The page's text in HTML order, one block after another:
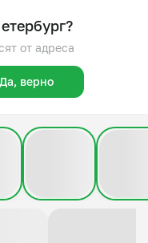
от адреса
Да, верно